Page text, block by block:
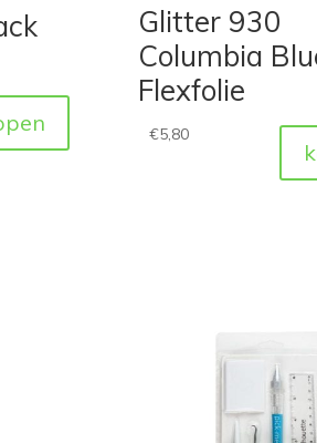
Glitter 930
Columbia
Flexfolie
€5,80